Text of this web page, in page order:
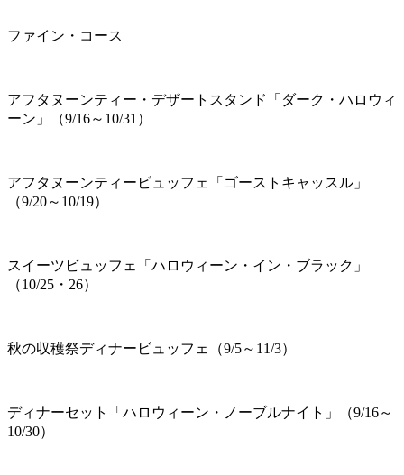
ファイン・コース
アフタヌーンティー・デザートスタンド「ダーク・ハロウィ
ーン」（9/16～10/31）
アフタヌーンティービュッフェ「ゴーストキャッスル」
（9/20～10/19）
スイーツビュッフェ「ハロウィーン・イン・ブラック」
（10/25・26）
秋の収穫祭ディナービュッフェ（9/5～11/3）
ディナーセット「ハロウィーン・ノーブルナイト」（9/16～
10/30）